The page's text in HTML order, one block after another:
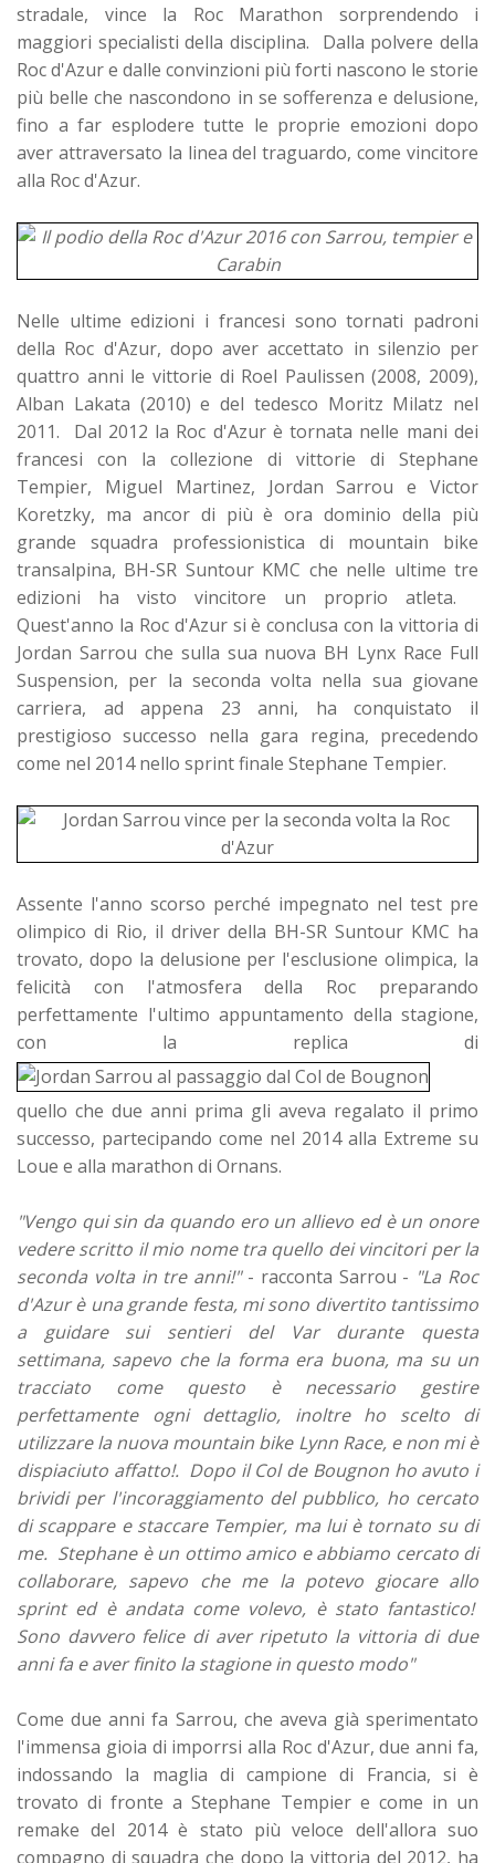
stradale, vince la Roc Marathon sorprendendo i
maggiori specialisti della disciplina. Dalla polvere della
Roc d'Azur e dalle convinzioni più forti nascono le storie
più belle che nascondono in se sofferenza e delusione,
fino a far esplodere tutte le proprie emozioni dopo
aver attraversato la linea del traguardo, come vincitore
alla Roc d'Azur.
Nelle ultime edizioni i francesi sono tornati padroni
della Roc d'Azur, dopo aver accettato in silenzio per
quattro anni le vittorie di Roel Paulissen (2008, 2009),
Alban Lakata (2010) e del tedesco Moritz Milatz nel
2011. Dal 2012 la Roc d'Azur è tornata nelle mani dei
francesi con la collezione di vittorie di Stephane
Tempier, Miguel Martinez, Jordan Sarrou e Victor
Koretzky, ma ancor di più è ora dominio della più
grande squadra professionistica di mountain bike
transalpina, BH-SR Suntour KMC che nelle ultime tre
edizioni ha visto vincitore un proprio atleta.
Quest'anno la Roc d'Azur si è conclusa con la vittoria di
Jordan Sarrou che sulla sua nuova BH Lynx Race Full
Suspension, per la seconda volta nella sua giovane
carriera, ad appena 23 anni, ha conquistato il
prestigioso successo nella gara regina, precedendo
come nel 2014 nello sprint finale Stephane Tempier.
Assente l'anno scorso perché impegnato nel test pre
olimpico di Rio, il driver della BH-SR Suntour KMC ha
trovato, dopo la delusione per l'esclusione olimpica, la
felicità con l'atmosfera della Roc preparando
perfettamente l'ultimo appuntamento della stagione,
con la replica di
quello che due anni prima gli aveva regalato il primo
successo, partecipando come nel 2014 alla Extreme su
Loue e alla marathon di Ornans.
"Vengo qui sin da quando ero un allievo ed è un onore
vedere scritto il mio nome tra quello dei vincitori per la
seconda volta in tre anni!" - racconta Sarrou - "La Roc
d'Azur è una grande festa, mi sono divertito tantissimo
a guidare sui sentieri del Var durante questa
settimana, sapevo che la forma era buona, ma su un
tracciato come questo è necessario gestire
perfettamente ogni dettaglio, inoltre ho scelto di
utilizzare la nuova mountain bike Lynn Race, e non mi è
dispiaciuto affatto!. Dopo il Col de Bougnon ho avuto i
brividi per l'incoraggiamento del pubblico, ho cercato
di scappare e staccare Tempier, ma lui è tornato su di
me. Stephane è un ottimo amico e abbiamo cercato di
collaborare, sapevo che me la potevo giocare allo
sprint ed è andata come volevo, è stato fantastico!
Sono davvero felice di aver ripetuto la vittoria di due
anni fa e aver finito la stagione in questo modo"
Come due anni fa Sarrou, che aveva già sperimentato
l'immensa gioia di imporrsi alla Roc d'Azur, due anni fa,
indossando la maglia di campione di Francia, si è
trovato di fronte a Stephane Tempier e come in un
remake del 2014 è stato più veloce dell'allora suo
compagno di squadra che dopo la vittoria del 2012, ha